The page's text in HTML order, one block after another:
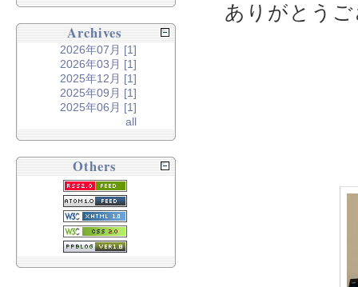
ありがとう
Archives
2026年07月 [1]
2026年03月 [1]
2025年12月 [1]
2025年09月 [1]
2025年06月 [1]
all
Others